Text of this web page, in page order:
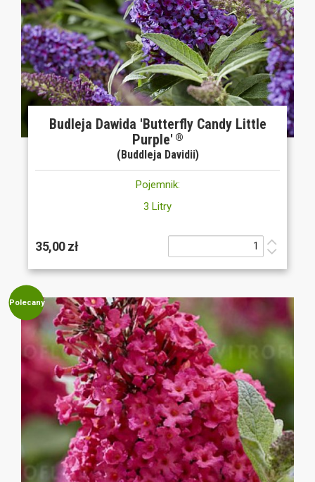
Budleja Dawida 'Butterfly Candy Little
Purple' ®
(Buddleja Davidii)
Pojemnik:
3 Litry
35,00 zł
Polecany